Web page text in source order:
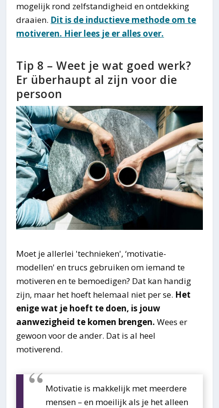
mogelijk rond zelfstandigheid en ontdekking
draaien. Dit is de inductieve methode om te
motiveren. Hier lees je er alles over.
Tip 8 – Weet je wat goed werk?
Er überhaupt al zijn voor die
persoon
Moet je allerlei 'technieken', ‘motivatie-
modellen' en trucs gebruiken om iemand te
motiveren en te bemoedigen? Dat kan handig
zijn, maar het hoeft helemaal niet per se. Het
enige wat je hoeft te doen, is jouw
aanwezigheid te komen brengen.Wees er
gewoon voor de ander. Dat is al heel
motiverend.
Motivatie is makkelijk met meerdere
mensen – en moeilijk als je het alleen